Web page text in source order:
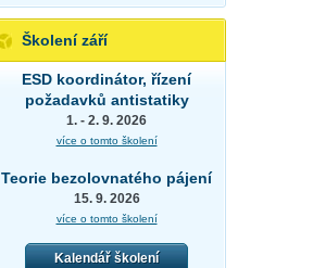
Školení září
ESD koordinátor, řízení
požadavků antistatiky
1. - 2. 9. 2026
více o tomto školení
Teorie bezolovnatého pájení
15. 9. 2026
více o tomto školení
Kalendář školení